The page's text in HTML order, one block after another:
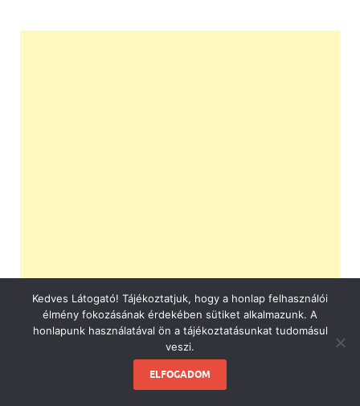
Kedves Látogató! Tájékoztatjuk, hogy a honlap felhasználói
élmény fokozásának érdekében sütiket alkalmazunk. A
honlapunk használatával ön a tájékoztatásunkat tudomásul
veszi.
ELFOGADOM